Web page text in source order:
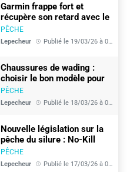
Garmin frappe fort et
récupère son retard avec le
combo Spy Pols et sondeur
gt360uhd
PÊCHE
Lepecheur Publié le 19/03/26 à 05:59
Chaussures de wading :
choisir le bon modèle pour
la rivière
PÊCHE
Lepecheur Publié le 18/03/26 à 05:58
Nouvelle législation sur la
pêche du silure : No-Kill
interdit sous peine de 450€
d’amende
PÊCHE
Lepecheur Publié le 17/03/26 à 05:53